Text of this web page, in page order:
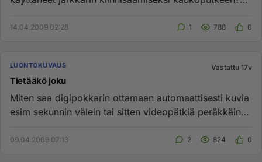
14.04.2009 02:28 1 788 0
LUONTOKUVAUS Vastattu 17v
Tietääkö joku
Miten saa digipokkarin ottamaan automaattisesti kuvia
esim sekunnin välein tai sitten videopätkiä peräkkäin
09.04.2009 07:13 2 824 0